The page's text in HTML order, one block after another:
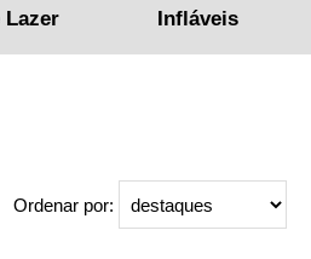
Ordenar por: